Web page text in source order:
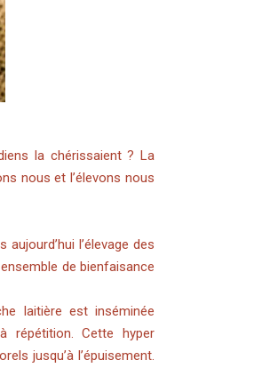
la chérissaient ? La
nous et l’élevons nous
l’élevage des
de bienfaisance
laitière est inséminée
répétition. Cette hyper
jusqu’à l’épuisement.